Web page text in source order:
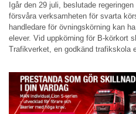
Igår den 29 juli, beslutade
försvåra verksamheten för svarta
handledare för övningskörning kan
elever. Vid uppkörning för B-körkort
Trafikverket, en godkänd trafikskola